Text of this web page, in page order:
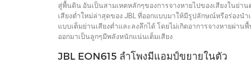
สู่พื้นดิน อันเป็นสามเหตหลักๆของการจางหายไปของเสียงในย่า
เสียงต่ำใหม่ล่าสุดของ JBL ที่ออกแบบมาให้มีรูปลักษณ์หรือร่องน
แบบเต็มย่านเสียงต่ำและลงลึกได้ โดยไม่เกิดอาการจางหายผ่า
ออกมาเป็นลูกๆมีพลังหนักแน่นเต็มเสียง
JBL EON615 ลำโพงมีแอมป์ขยายในตัว